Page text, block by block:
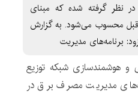
در نظر گرفته شده که مبنای
محسوب می‌شود. به گزارش
برنامه‌های مدیریت
و هوشمندسازی شبکه توزیع
مدیریت مصرف برق در